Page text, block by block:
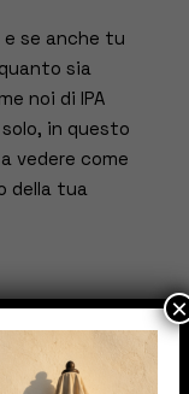
e se anche tu
sia
noi di IPA
solo, in questo
vedere come
della tua
×